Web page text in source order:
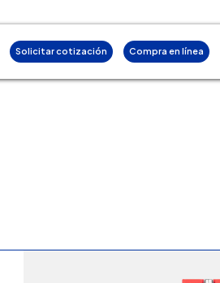
Solicitar cotización Compra en línea